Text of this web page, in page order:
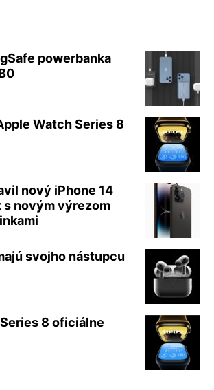
powerbanka
Watch Series 8
nový iPhone 14
s novým výrezom
svojho nástupcu
8 oficiálne